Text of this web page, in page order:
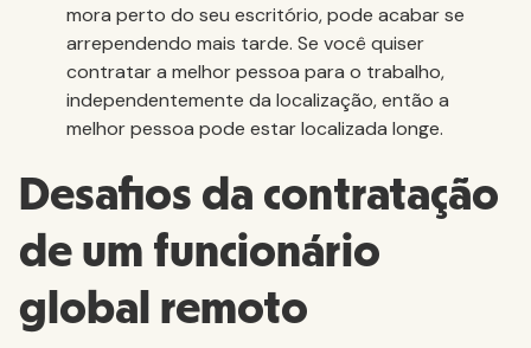
mora perto do seu escritório, pode acabar se
arrependendo mais tarde. Se você quiser
contratar a melhor pessoa para o trabalho,
independentemente da localização, então a
melhor pessoa pode estar localizada longe.
Desafios da contratação
de um funcionário
global remoto